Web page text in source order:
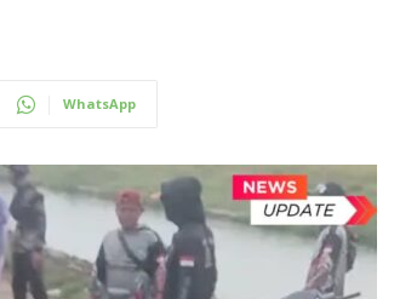
WhatsApp